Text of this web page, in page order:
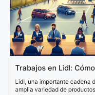
Trabajos en Lidl:
Lidl, una importante cadena
amplia variedad de